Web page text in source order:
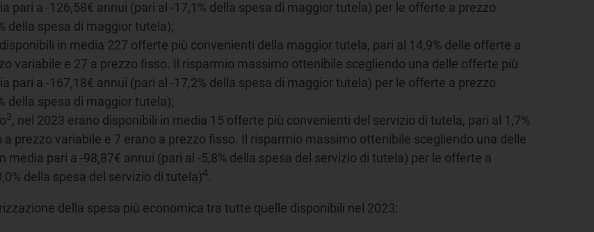
pari a -126,58€ annui (pari al -17,1% della spesa di maggior tutela) per le offerte a prezzo
della spesa di maggior tutela);
in media 227 offerte più convenienti della maggior tutela, pari al 14,9% delle offerte a
variabile e 27 a prezzo fisso. Il risparmio massimo ottenibile scegliendo una delle offerte più
pari a -167,18€ annui (pari al -17,2% della spesa di maggior tutela) per le offerte a prezzo
della spesa di maggior tutela);
3, nel 2023 erano disponibili in media 15 offerte più convenienti del servizio di tutela, pari al 1,7%
prezzo variabile e 7 erano a prezzo fisso. Il risparmio massimo ottenibile scegliendo una delle
pari a -98,87€ annui (pari al -5,8% della spesa del servizio di tutela) per le offerte a
della spesa del servizio di tutela)4.
della spesa più economica tra tutte quelle disponibili nel 2023: